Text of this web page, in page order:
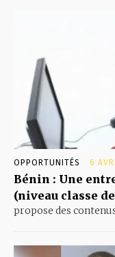
OPPORTUNITÉS 6
Bénin : Une
(niveau classe
propose des